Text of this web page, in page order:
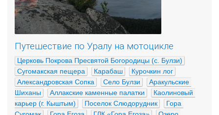
Путешествие по Уралу на мотоцикле
Церковь Покрова Пресвятой Богородицы (с. Булзи)
Сугомакская пещера
Карабаш
Курочкин лог
Александровская Сопка
Село Булзи
Аракульские
Шиханы
Аллакские каменные палатки
Каолиновый
карьер (г. Кыштым)
Поселок Слюдорудник
Гора